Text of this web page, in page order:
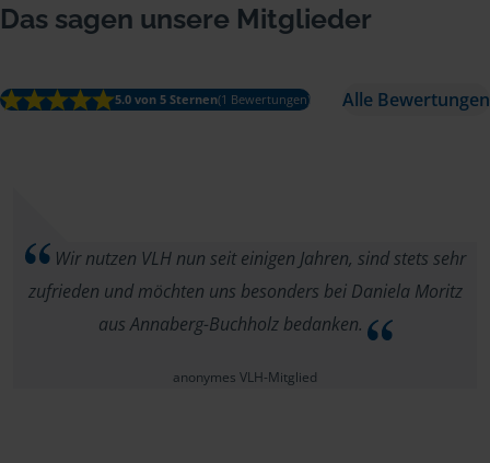
Das sagen unsere Mitglieder
5.0 von 5 Sternen(1 Bewertungen) Alle Bewertungen
Wir nutzen VLH nun seit einigen Jahren, sind stets sehr
zufrieden und möchten uns besonders bei Daniela Moritz
aus Annaberg-Buchholz bedanken.
anonymes VLH-Mitglied